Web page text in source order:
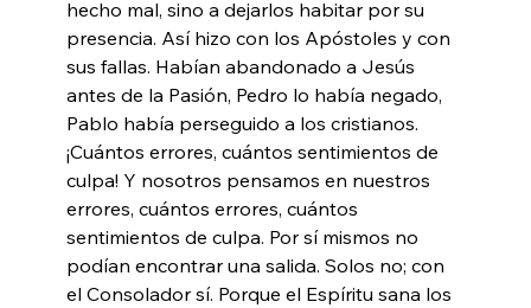
hecho mal, sino a dejarlos habitar por su
presencia. Así hizo con los Apóstoles y con
sus fallas. Habían abandonado a Jesús
antes de la Pasión, Pedro lo había negado,
Pablo había perseguido a los cristianos.
¡Cuántos errores, cuántos sentimientos de
culpa! Y nosotros pensamos en nuestros
errores, cuántos errores, cuántos
sentimientos de culpa. Por sí mismos no
podían encontrar una salida. Solos no; con
el Consolador sí. Porque el Espíritu sana los